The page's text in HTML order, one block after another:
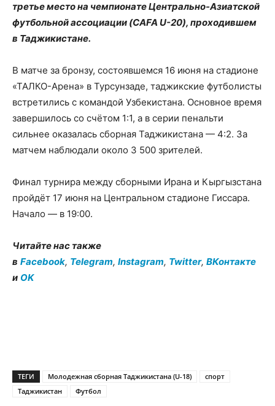
третье место на чемпионате Центрально-Азиатской
футбольной ассоциации (CAFA U-20), проходившем
в Таджикистане.
В матче за бронзу, состоявшемся 16 июня на стадионе
«ТАЛКО-Арена» в Турсунзаде, таджикские футболисты
встретились с командой Узбекистана. Основное время
завершилось со счётом 1:1, а в серии пенальти
сильнее оказалась сборная Таджикистана — 4:2. За
матчем наблюдали около 3 500 зрителей.
Финал турнира между сборными Ирана и Кыргызстана
пройдёт 17 июня на Центральном стадионе Гиссара.
Начало — в 19:00.
Читайте нас также
в Facebook, Telegram, Instagram, Twitter, ВКонтакте
и OK
ТЕГИ Молодежная сборная Таджикистана (U-18)
спорт
Таджикистан
Футбол